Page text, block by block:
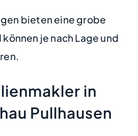
bieten eine grobe
je nach Lage und
in
Pullhausen